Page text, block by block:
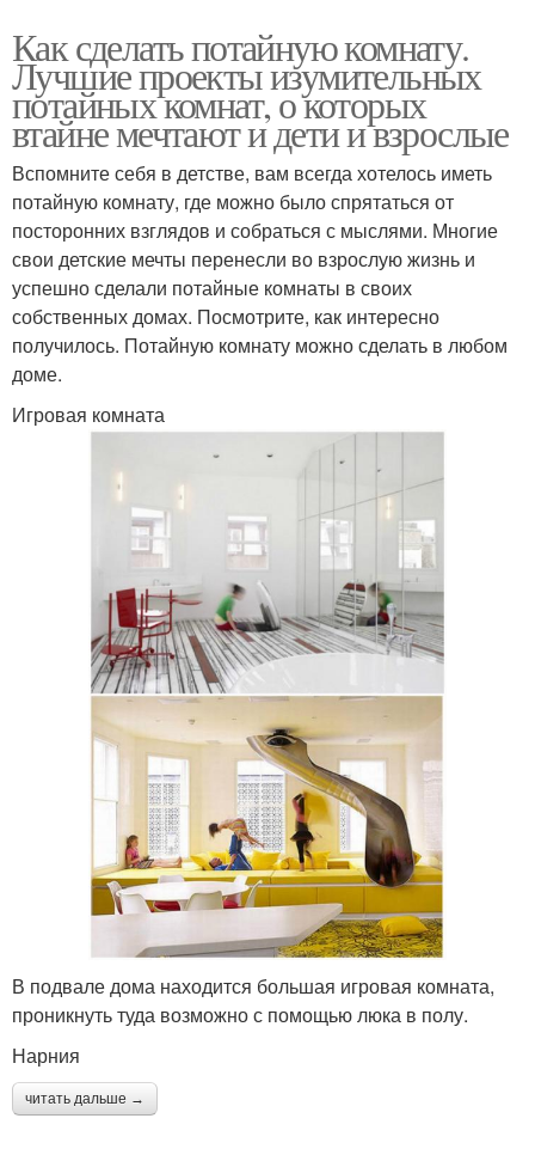
Как сделать потайную комнату.
Лучшие проекты изумительных
потайных комнат, о которых
втайне мечтают и дети и взрослые
Вспомните себя в детстве, вам всегда хотелось иметь
потайную комнату, где можно было спрятаться от
посторонних взглядов и собраться с мыслями. Многие
свои детские мечты перенесли во взрослую жизнь и
успешно сделали потайные комнаты в своих
собственных домах. Посмотрите, как интересно
получилось. Потайную комнату можно сделать в любом
доме.
Игровая комната
В подвале дома находится большая игровая комната,
проникнуть туда возможно с помощью люка в полу.
Нарния
читать дальше →